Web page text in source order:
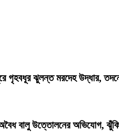
গৃহবধূর ঝুলন্ত মরদেহ উদ্ধার,
অবৈধ বালু উত্তোলনের অভিযোগ,